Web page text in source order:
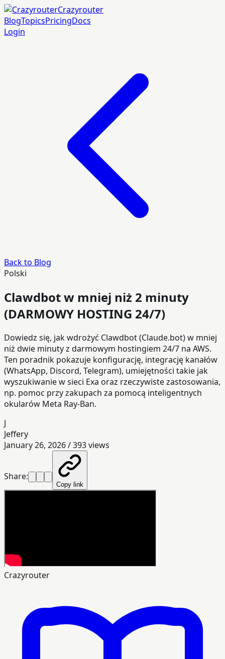
Crazyrouter
BlogTopicsPricingDocs
Login
Back to Blog
Polski
Clawdbot w mniej niż 2 minuty
(DARMOWY HOSTING 24/7)
Dowiedz się, jak wdrożyć Clawdbot (Claude.bot) w mniej
niż dwie minuty z darmowym hostingiem 24/7 na AWS.
Ten poradnik pokazuje konfigurację, integrację kanałów
(WhatsApp, Discord, Telegram), umiejętności takie jak
wyszukiwanie w sieci Exa oraz rzeczywiste zastosowania,
np. pomoc przy zakupach za pomocą inteligentnych
okularów Meta Ray-Ban.
J
Jeffery
January 26, 2026/393views
Share:
Copy link
Crazyrouter